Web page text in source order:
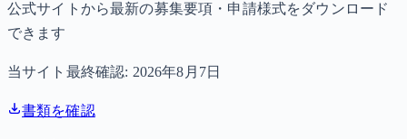
公式サイトから最新の募集要項・申請様式をダウンロード
できます
当サイト最終確認: 2026年8月7日
書類を確認